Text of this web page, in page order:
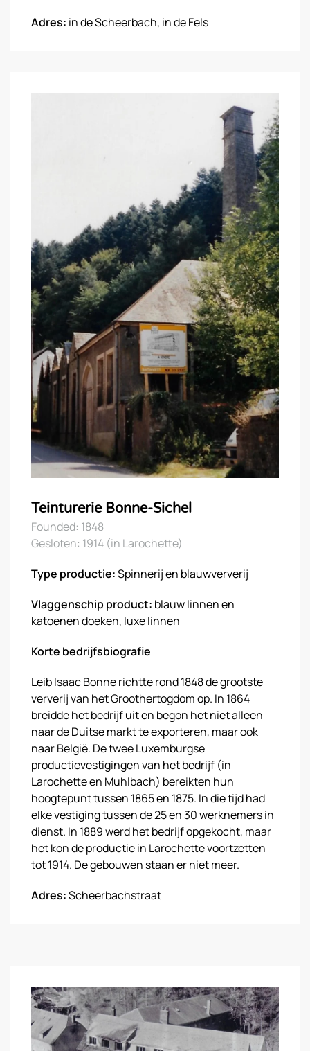
Adres: in de Scheerbach, in de Fels
Teinturerie Bonne-Sichel
Founded: 1848
Gesloten: 1914 (in Larochette)
Type productie:Spinnerij en blauwververij
Vlaggenschip product: blauw linnen en
katoenen doeken, luxe linnen
Korte bedrijfsbiografie
Leib Isaac Bonne richtte rond 1848 de grootste
ververij van het Groothertogdom op. In 1864
breidde het bedrijf uit en begon het niet alleen
naar de Duitse markt te exporteren, maar ook
naar België. De twee Luxemburgse
productievestigingen van het bedrijf (in
Larochette en Muhlbach) bereikten hun
hoogtepunt tussen 1865 en 1875. In die tijd had
elke vestiging tussen de 25 en 30 werknemers in
dienst. In 1889 werd het bedrijf opgekocht, maar
het kon de productie in Larochette voortzetten
tot 1914. De gebouwen staan er niet meer.
Adres:Scheerbachstraat